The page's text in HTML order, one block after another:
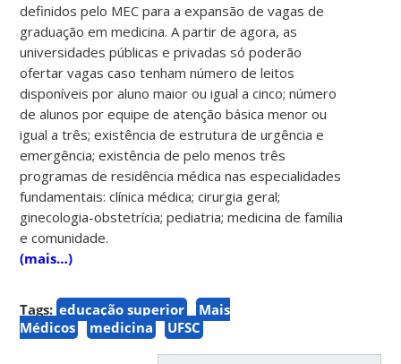
definidos pelo MEC para a expansão de vagas de
graduação em medicina. A partir de agora, as
universidades públicas e privadas só poderão
ofertar vagas caso tenham número de leitos
disponíveis por aluno maior ou igual a cinco; número
de alunos por equipe de atenção básica menor ou
igual a três; existência de estrutura de urgência e
emergência; existência de pelo menos três
programas de residência médica nas especialidades
fundamentais: clínica médica; cirurgia geral;
ginecologia-obstetrícia; pediatria; medicina de família
e comunidade.
(mais…)
Tags: educação superior
Mais
Médicos
medicina UFSC